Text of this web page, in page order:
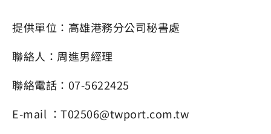
提供單位：高雄港務分公司秘書處
聯絡人：周進男經理
聯絡電話：07-5622425
E-mail ：T02506@twport.com.tw